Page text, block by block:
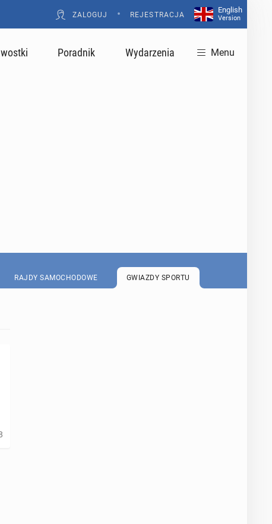
ZALOGUJ • REJESTRACJA
English
Version
Poradnik Wydarzenia Menu
RAJDY SAMOCHODOWE GWIAZDY SPORTU